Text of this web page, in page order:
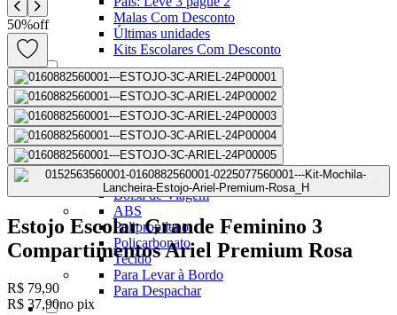
Malas Com Desconto
Últimas unidades
Kits Escolares Com Desconto
malas
Ver todos
Mala de bordo (8 a 10 kg)
Mala Pequena (10 kg)
Mala Média (23 kg)
Mala Grande (32 kg)
Conjunto de Malas
Bolsa de Viagem
ABS
Polipropileno
Policarbonato
Tecido
Para Levar à Bordo
Para Despachar
50%off
Estojo Escolar Grande Feminino 3
Compartimentos Ariel Premium Rosa
R$ 79,90
R$ 37,90no pix